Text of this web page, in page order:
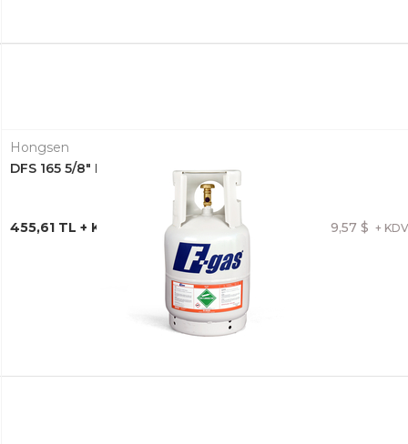
Hongsen
DFS 165 5/8" DRAYER RAKORLU
9,57 $ + KDV
455,61 TL + KDV